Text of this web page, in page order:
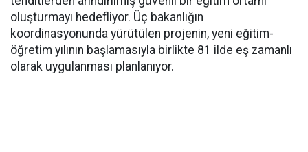
oluşturmayı hedefliyor. Üç bakanlığın
koordinasyonunda yürütülen projenin, yeni eğitim-
öğretim yılının başlamasıyla birlikte 81 ilde eş zamanlı
olarak uygulanması planlanıyor.